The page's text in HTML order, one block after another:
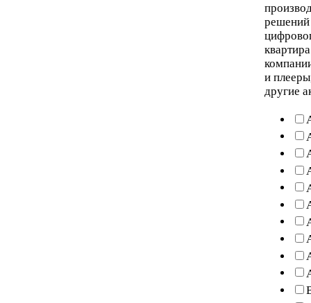
решений
и
другие